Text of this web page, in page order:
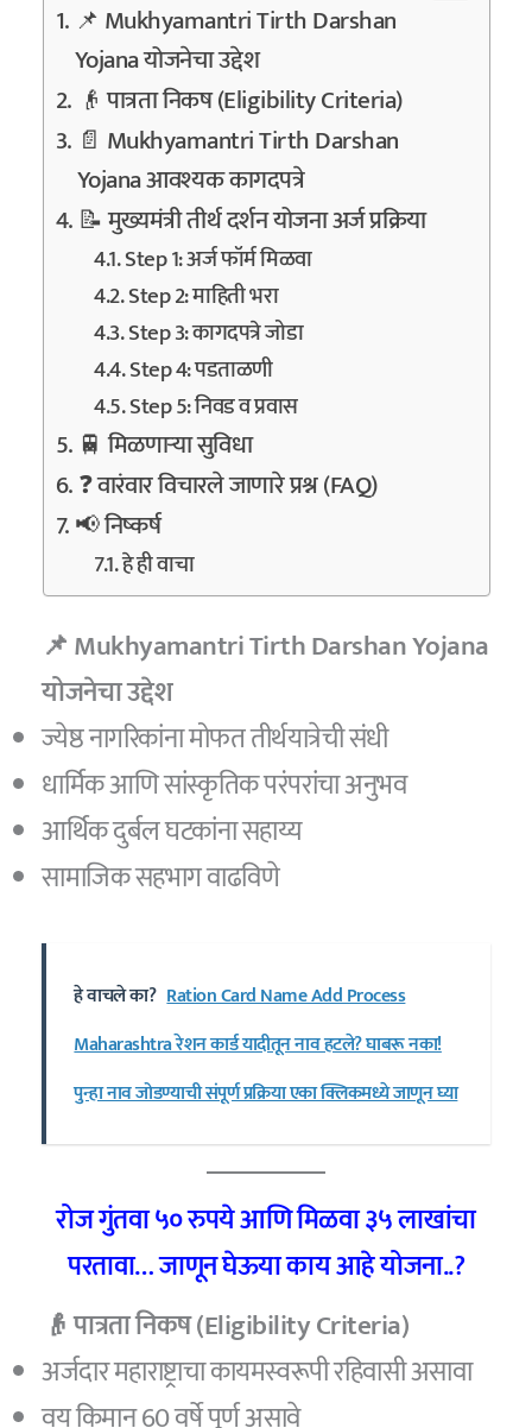
📌 Mukhyamantri Tirth Darshan
Yojana योजनेचा उद्देश
👴 पात्रता निकष (Eligibility Criteria)
📄 Mukhyamantri Tirth Darshan
Yojana आवश्यक कागदपत्रे
📝 मुख्यमंत्री तीर्थ दर्शन योजना अर्ज प्रक्रिया
Step 1: अर्ज फॉर्म मिळवा
Step 2: माहिती भरा
Step 3: कागदपत्रे जोडा
Step 4: पडताळणी
Step 5: निवड व प्रवास
🚆 मिळणाऱ्या सुविधा
❓ वारंवार विचारले जाणारे प्रश्न (FAQ)
📢 निष्कर्ष
हे ही वाचा
📌 Mukhyamantri Tirth Darshan Yojana
योजनेचा उद्देश
ज्येष्ठ नागरिकांना मोफत तीर्थयात्रेची संधी
धार्मिक आणि सांस्कृतिक परंपरांचा अनुभव
आर्थिक दुर्बल घटकांना सहाय्य
सामाजिक सहभाग वाढविणे
हे वाचले का? Ration Card Name Add Process
Maharashtra रेशन कार्ड यादीतून नाव हटले? घाबरू नका!
पुन्हा नाव जोडण्याची संपूर्ण प्रक्रिया एका क्लिकमध्ये जाणून घ्या
रोज गुंतवा ५० रुपये आणि मिळवा ३५ लाखांचा
परतावा… जाणून घेऊया काय आहे योजना..?
👴 पात्रता निकष (Eligibility Criteria)
अर्जदार महाराष्ट्राचा कायमस्वरूपी रहिवासी असावा
वय किमान 60 वर्षे पूर्ण असावे